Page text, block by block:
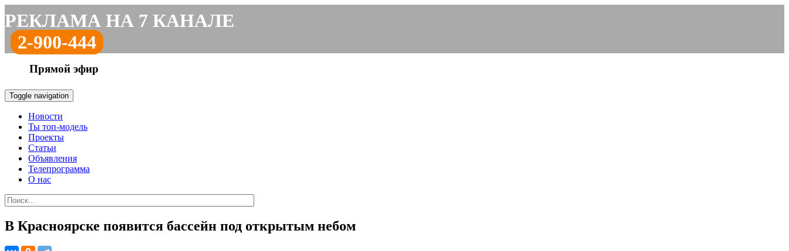
РЕКЛАМА НА 7 КАНАЛЕ
2-900-444
Прямой эфир
Toggle navigation
Новости
Ты топ-модель
Проекты
Статьи
Объявления
Телепрограмма
О нас
В Красноярске появится бассейн под открытым небом